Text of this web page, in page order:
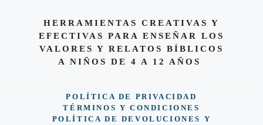
HERRAMIENTAS CREATIVAS Y
EFECTIVAS PARA ENSEÑAR LOS
VALORES Y RELATOS BÍBLICOS
A NIÑOS DE 4 A 12 AÑOS
POLÍTICA DE PRIVACIDAD
TÉRMINOS Y CONDICIONES
POLÍTICA DE DEVOLUCIONES Y